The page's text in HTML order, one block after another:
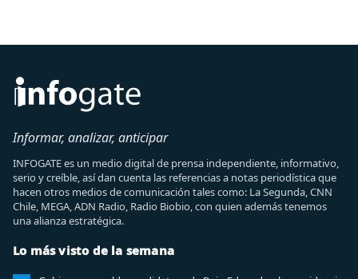
Informar, analizar, anticipar
INFOGATE es un medio digital de prensa independiente, informativo,
serio y creíble, así dan cuenta las referencias a notas periodística que
hacen otros medios de comunicación tales como: La Segunda, CNN
Chile, MEGA, ADN Radio, Radio Biobio, con quien además tenemos
una alianza estratégica.
Lo más visto de la semana